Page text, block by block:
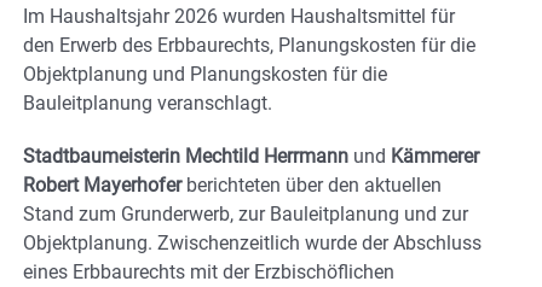
Im Haushaltsjahr 2026 wurden Haushaltsmittel für
den Erwerb des Erbbaurechts, Planungskosten für die
Objektplanung und Planungskosten für die
Bauleitplanung veranschlagt.
Stadtbaumeisterin Mechtild Herrmann und Kämmerer
Robert Mayerhoferberichteten über den aktuellen
Stand zum Grunderwerb, zur Bauleitplanung und zur
Objektplanung. Zwischenzeitlich wurde der Abschluss
eines Erbbaurechts mit der Erzbischöflichen